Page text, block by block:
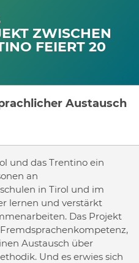
ZWISCHEN
FEIERT 20
Austausch
und das Trentino ein
an
in Tirol und im
lernen und verstärkt
Das Projekt
Austausch über
Und es erwies sich